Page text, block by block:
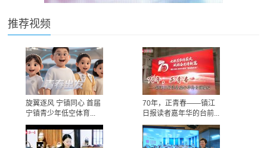
推荐视频
旋翼逐风 宁镇同心 首届
宁镇青少年低空体育...
70年，正青春——镇江
日报读者嘉年华的台前...